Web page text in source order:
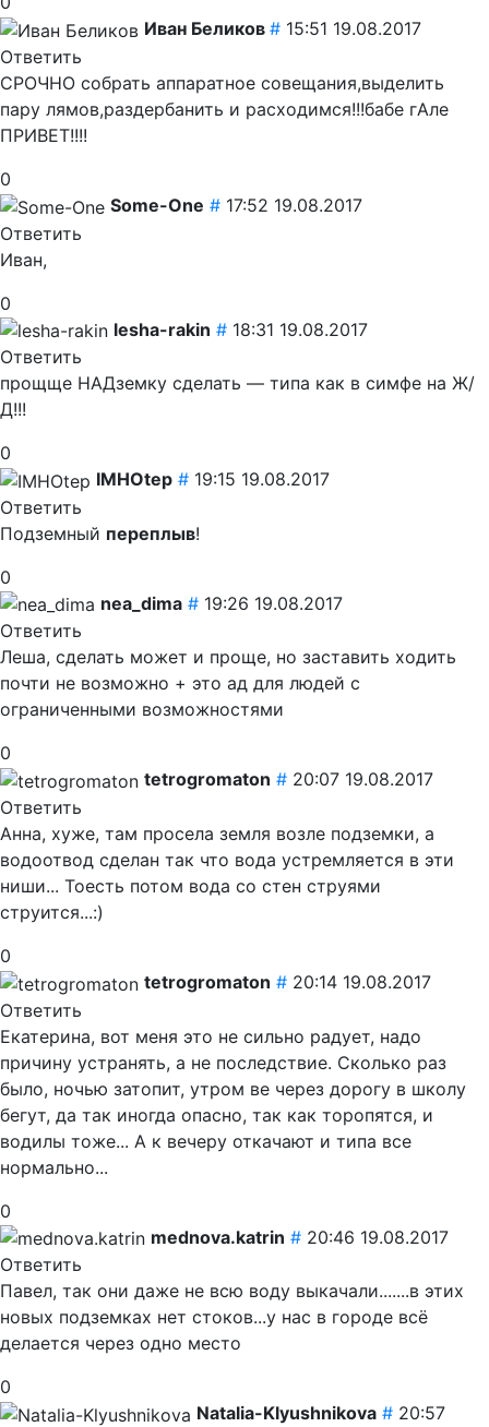
Иван Беликов # 15:51 19.08.2017
Ответить
СРОЧНО собрать аппаратное совещания,выделить
пару лямов,раздербанить и расходимся!!!бабе гАле
ПРИВЕТ!!!!
0
Some-One # 17:52 19.08.2017
Ответить
Иван,
0
lesha-rakin # 18:31 19.08.2017
Ответить
прощще НАДземку сделать — типа как в симфе на Ж/
Д!!!
0
IMHOtep # 19:15 19.08.2017
Ответить
Подземный переплыв!
0
nea_dima # 19:26 19.08.2017
Ответить
Леша, сделать может и проще, но заставить ходить
почти не возможно + это ад для людей с
ограниченными возможностями
0
tetrogromaton # 20:07 19.08.2017
Ответить
Анна, хуже, там просела земля возле подземки, а
водоотвод сделан так что вода устремляется в эти
ниши... Тоесть потом вода со стен струями
струится...:)
0
tetrogromaton # 20:14 19.08.2017
Ответить
Екатерина, вот меня это не сильно радует, надо
причину устранять, а не последствие. Сколько раз
было, ночью затопит, утром ве через дорогу в школу
бегут, да так иногда опасно, так как торопятся, и
водилы тоже... А к вечеру откачают и типа все
нормально...
0
mednova.katrin # 20:46 19.08.2017
Ответить
Павел, так они даже не всю воду выкачали.......в этих
новых подземках нет стоков...у нас в городе всё
делается через одно место
0
Natalia-Klyushnikova # 20:57